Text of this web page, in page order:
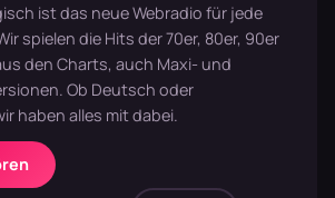
ist das neue Webradio für jede
spielen die Hits der 70er, 80er, 90er
den Charts, auch Maxi- und
Ob Deutsch oder
haben alles mit dabei.